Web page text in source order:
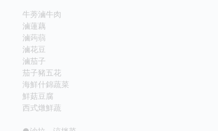
牛蒡滷牛肉
滷蓮藕
滷蒟蒻
滷花豆
滷茄子
茄子豬五花
海鮮什錦蔬菜
鮮菇豆腐
西式燉鮮蔬